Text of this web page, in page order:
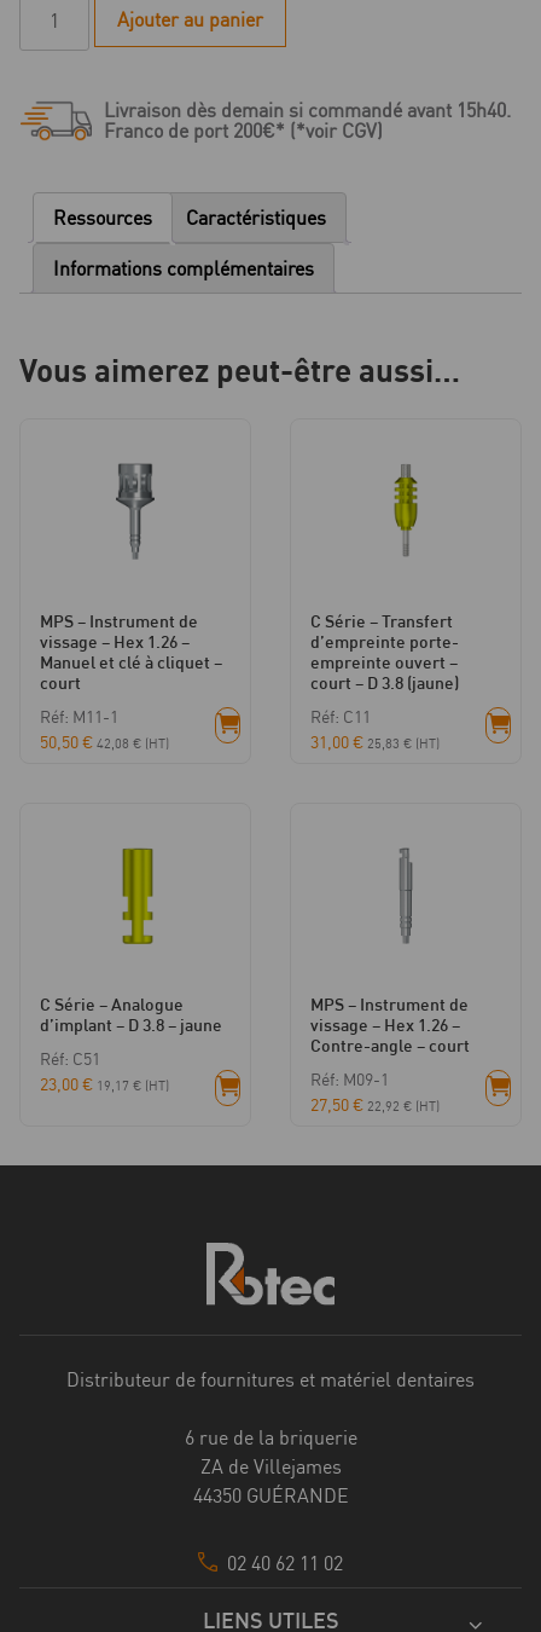
-
angulé
18°
D
-
HG
Ajouter au panier
Livraison dès demain si commandé avant 15h40.
Franco de port 200€* (*voir CGV)
Ressources Caractéristiques
Informations complémentaires
Vous aimerez peut-être aussi…
MPS – Instrument de
vissage – Hex 1.26 –
Manuel et clé à cliquet –
court
Réf: M11-1
50,50€ 42,08 € (HT)
C Série – Transfert
d’empreinte porte-
empreinte ouvert –
court – D 3.8 (jaune)
Réf: C11
31,00€ 25,83 € (HT)
C Série – Analogue
d’implant – D 3.8 – jaune
Réf: C51
23,00€ 19,17 € (HT)
MPS – Instrument de
vissage – Hex 1.26 –
Contre-angle – court
Réf: M09-1
27,50€ 22,92 € (HT)
Distributeur de fournitures et matériel dentaires
6 rue de la briquerie
ZA de Villejames
44350 GUÉRANDE
02 40 62 11 02
LIENS UTILES